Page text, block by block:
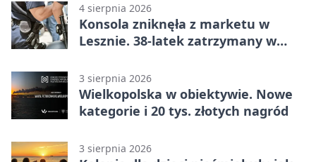
4 sierpnia 2026
Konsola zniknęła z marketu w
Lesznie. 38-latek zatrzymany w
3 sierpnia 2026
Wielkopolska w obiektywie. Nowe
kategorie i 20 tys. złotych nagród
3 sierpnia 2026